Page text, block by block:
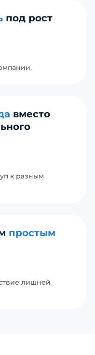
под рост
вместо
к разным
простым
лишней